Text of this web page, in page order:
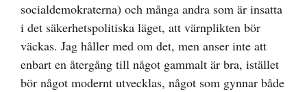
socialdemokraterna) och många andra som är insatta
i det säkerhetspolitiska läget, att värnplikten bör
väckas. Jag håller med om det, men anser inte att
enbart en återgång till något gammalt är bra, istället
bör något modernt utvecklas, något som gynnar både